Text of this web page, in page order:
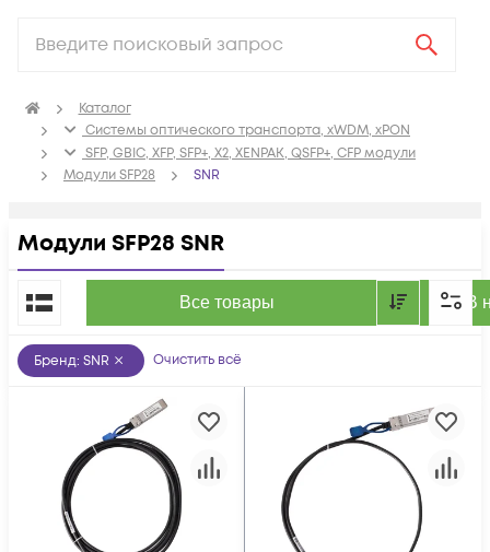
Каталог
Системы оптического транспорта, xWDM, xPON
SFP, GBIC, XFP, SFP+, X2, XENPAK, QSFP+, CFP модули
Модули SFP28
SNR
Модули SFP28 SNR
Все товары В
По популярности
Бренд: SNR Очистить всё